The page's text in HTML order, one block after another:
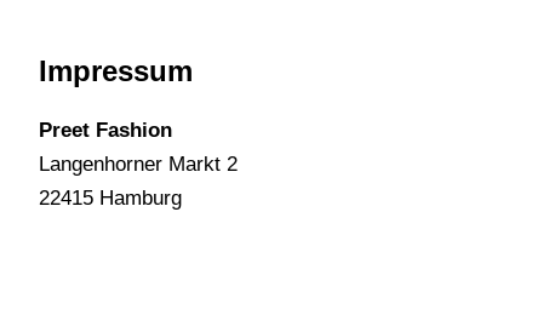
Impressum
Preet Fashion
Langenhorner Markt 2
22415 Hamburg